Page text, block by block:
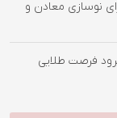
نوسازی معادن و
فرصت طلایی